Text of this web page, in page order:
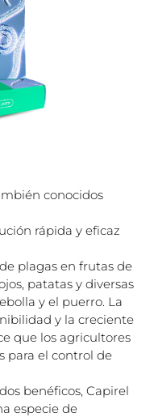
conocidos
rápida y eficaz
plagas en frutas de
patatas y diversas
y el puerro. La
y la creciente
que los agricultores
para el control de
benéficos, Capirel
especie de